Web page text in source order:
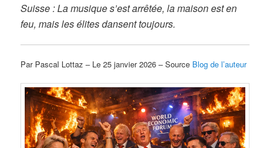
Suisse : La musique s’est arrêtée, la maison est en
feu, mais les élites dansent toujours.
Par Pascal Lottaz – Le 25 janvier 2026 – Source Blog de l’auteur